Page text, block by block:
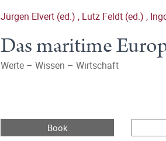
Jürgen Elvert (ed.) , Lutz Feldt (ed.) ,
Das maritime
Werte – Wissen – Wirtschaft
Book